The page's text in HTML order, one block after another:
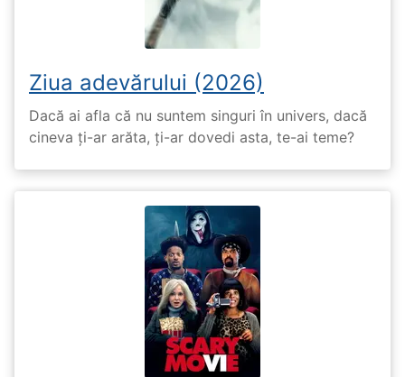
Ziua adevărului (2026)
Dacă ai afla că nu suntem singuri în univers, dacă
cineva ți-ar arăta, ți-ar dovedi asta, te-ai teme?